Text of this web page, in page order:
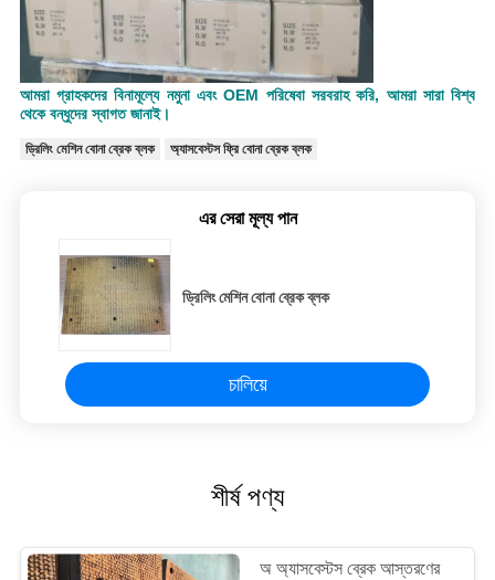
আমরা গ্রাহকদের বিনামূল্যে নমুনা এবং OEM পরিষেবা সরবরাহ করি, আমরা সারা বিশ্ব
থেকে বন্ধুদের স্বাগত জানাই।
ড্রিলিং মেশিন বোনা ব্রেক ব্লক অ্যাসবেস্টস ফ্রি বোনা ব্রেক ব্লক
এর সেরা মূল্য পান
ড্রিলিং মেশিন বোনা ব্রেক ব্লক
চালিয়ে
শীর্ষ পণ্য
অ অ্যাসবেস্টস ব্রেক আস্তরণের